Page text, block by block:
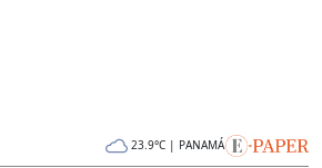
23.9°C | PANAMÁ